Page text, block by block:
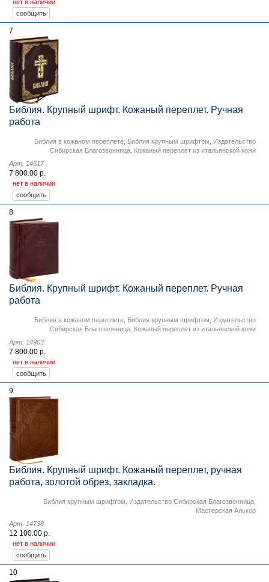
нет в наличии
7
Библия. Крупный шрифт. Кожаный переплет. Ручная
работа
Библия в кожаном переплете Библия крупным шрифтом
Издательство
Сибирская Благозвонница Кожаный переплет из итальянской кожи
Арт. 14617
7 800.00 р.
нет в наличии
8
Библия. Крупный шрифт. Кожаный переплет. Ручная
работа
Библия в кожаном переплете Библия крупным шрифтом
Издательство
Сибирская Благозвонница Кожаный переплет из итальянской кожи
Арт. 14903
7 800.00 р.
нет в наличии
9
Библия. Крупный шрифт. Кожаный переплет, ручная
работа, золотой обрез, закладка.
Библия крупным шрифтом Издательство Сибирская Благозвонница
Мастерская Алькор
Арт. 14738
12 100.00 р.
нет в наличии
10